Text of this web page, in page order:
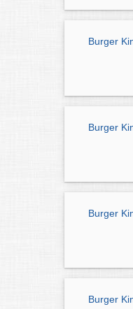
Burger
Burger
Burger
Burger